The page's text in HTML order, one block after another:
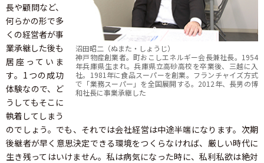
沼田昭二（ぬまた・しょうじ）
神戸物産創業者。町おこしエネルギー会長兼社長。1954
年兵庫県生まれ。兵庫県立高砂高校を卒業後、三越に入
社。1981年に食品スーパーを創業。フランチャイズ方式
で「業務スーパー」を全国展開する。2012年、長男の博
和社長に事業承継した
長や顧問など、
何らかの形で多
くの経営者が事
業承継した後も
居座っていま
す。1つの成功
体験なので、ど
うしてもそこに
執着してしまう
のでしょう。でも、それでは会社経営は中途半端になります。次期
後継者が早く意思決定できる環境をつくらなければ、厳しい時代に
生き残ってはいけません。私は病気になった時に、私利私欲は絶対